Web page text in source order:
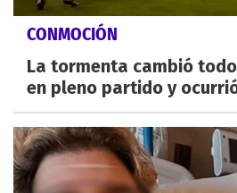
CONMOCIÓN
La tormenta cambió
en pleno partido y